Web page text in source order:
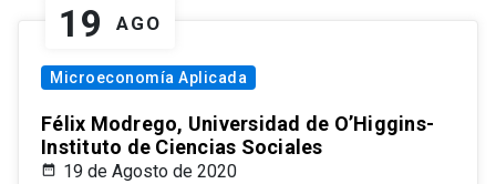
19 AGO
Microeconomía Aplicada
Félix Modrego, Universidad de O’Higgins-
Instituto de Ciencias Sociales
19 de Agosto de 2020